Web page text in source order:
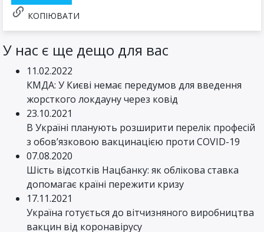
КОПІЮВАТИ
У нас є ще дещо для вас
11.02.2022
КМДА: У Києві немає передумов для введення
жорсткого локдауну через ковід
23.10.2021
В Україні планують розширити перелік професій
з обов’язковою вакцинацією проти COVID-19
07.08.2020
Шість відсотків Нацбанку: як облікова ставка
допомагає країні пережити кризу
17.11.2021
Україна готується до вітчизняного виробництва
вакцин від коронавірусу